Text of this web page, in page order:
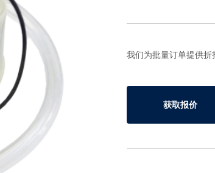
我们为批量订单提供折
获取报价